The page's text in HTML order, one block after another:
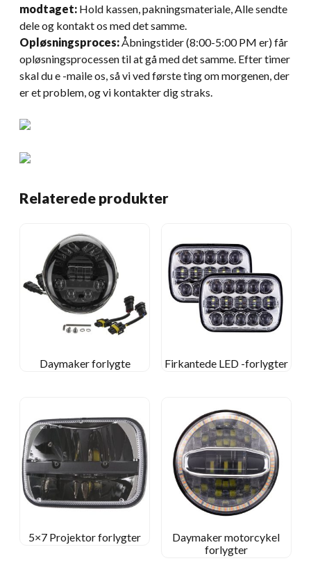
modtaget: Hold kassen, pakningsmateriale, Alle sendte
dele og kontakt os med det samme.
Opløsningsproces: Åbningstider (8:00-5:00 PM er) får
opløsningsprocessen til at gå med det samme. Efter timer
skal du e -maile os, så vi ved første ting om morgenen, der
er et problem, og vi kontakter dig straks.
Relaterede produkter
Daymaker forlygte Firkantede LED -forlygter
5×7 Projektor forlygter
Daymaker motorcykel
forlygter